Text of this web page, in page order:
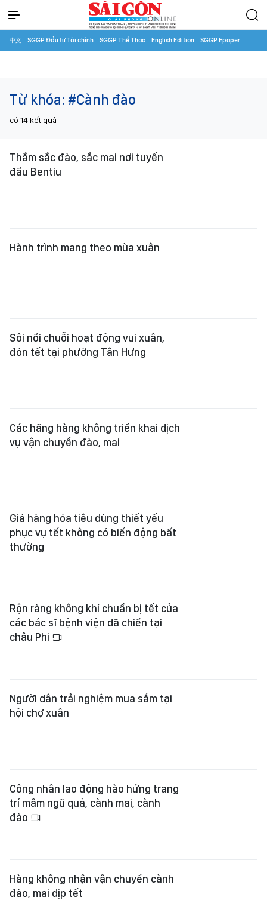
中文 SGGP Đầu tư Tài chính SGGP Thể Thao English Edition SGGP Epaper
Từ khóa: #Cành đào
có 14 kết quả
Thắm sắc đào, sắc mai nơi tuyến
đầu Bentiu
Hành trình mang theo mùa xuân
Sôi nổi chuỗi hoạt động vui xuân,
đón tết tại phường Tân Hưng
Các hãng hàng không triển khai dịch
vụ vận chuyển đào, mai
Giá hàng hóa tiêu dùng thiết yếu
phục vụ tết không có biến động bất
thường
Rộn ràng không khí chuẩn bị tết của
các bác sĩ bệnh viện dã chiến tại
châu Phi
Người dân trải nghiệm mua sắm tại
hội chợ xuân
Công nhân lao động hào hứng trang
trí mâm ngũ quả, cành mai, cành
đào
Hàng không nhận vận chuyển cành
đào, mai dịp tết